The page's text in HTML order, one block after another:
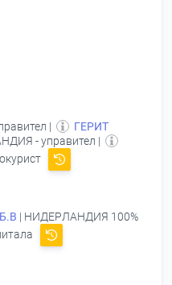
|
ГЕРИТ
- управител |
| НИДЕРЛАНДИЯ 100%